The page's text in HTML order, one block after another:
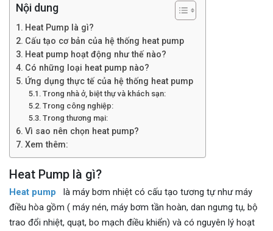
Nội dung
Heat Pump là gì?
Cấu tạo cơ bản của hệ thống heat pump
Heat pump hoạt động như thế nào?
Có những loại heat pump nào?
Ứng dụng thực tế của hệ thống heat pump
Trong nhà ở, biệt thự và khách sạn:
Trong công nghiệp:
Trong thương mại:
Vì sao nên chọn heat pump?
Xem thêm:
Heat Pump là gì?
Heat pump
là máy bơm nhiệt có cấu tạo tương tự như máy
điều hòa gồm ( máy nén, máy bơm tần hoàn, dan ngưng tụ, bộ
trao đổi nhiệt, quạt, bo mạch điều khiển) và có nguyên lý hoạt